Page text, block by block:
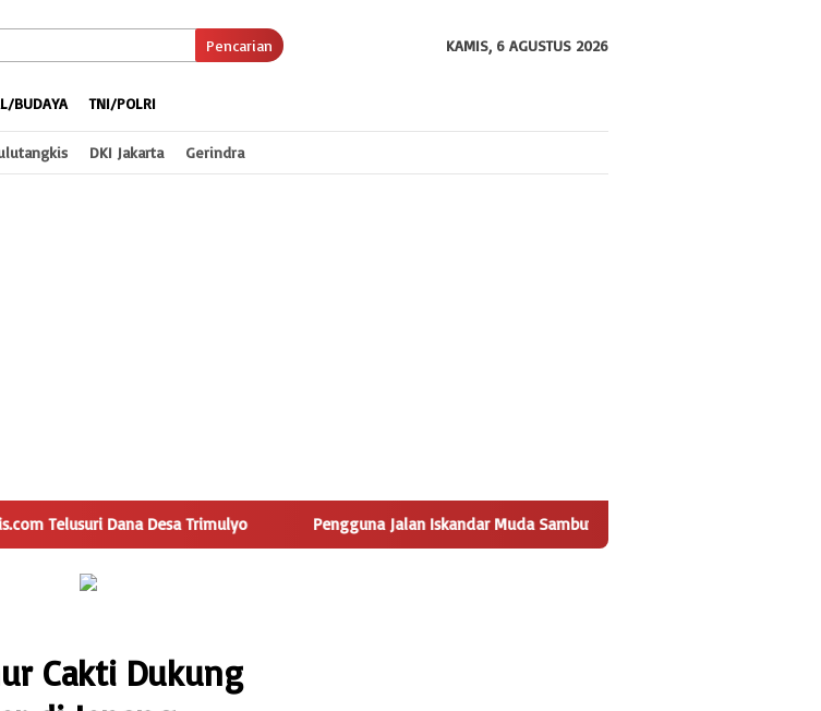
Pencarian KAMIS, 6 AGUSTUS 2026
BUDAYA TNI/POLRI
DKI Jakarta Gerindra
Desa Trimulyo Pengguna Jalan Iskandar Muda Sambut Positif Pembangunan Tempat Pengelolaan
Cakti Dukung